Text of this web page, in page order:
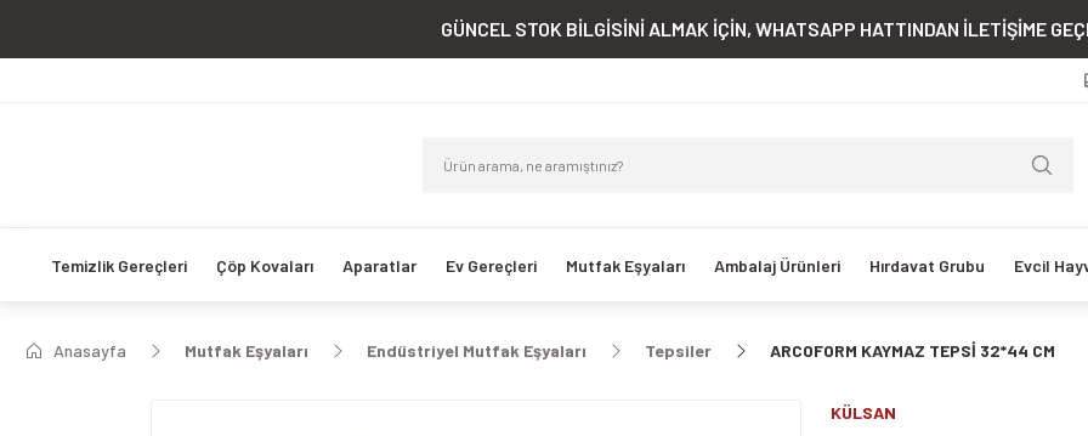
GÜNCEL STOK BİLGİSİNİ ALMAK İÇİN, WHATSAPP HATTINDAN İLETİŞİME
Temizlik Gereçleri Çöp Kovaları Aparatlar Ev Gereçleri Mutfak Eşyaları Ambalaj Ürünleri Hırdavat Grubu Evcil
Anasayfa Mutfak Eşyaları Endüstriyel Mutfak Eşyaları Tepsiler ARCOFORM KAYMAZ TEPSİ 32*44 CM
KÜLSAN